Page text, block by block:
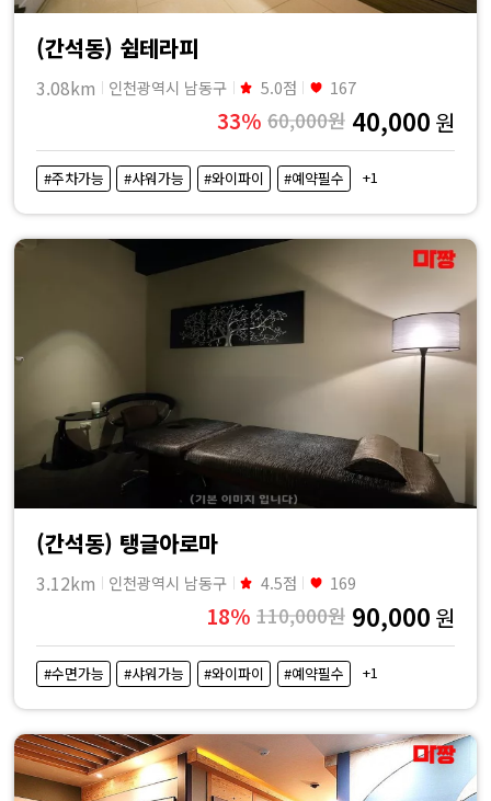
(간석동) 쉼테라피
3.08km 인천광역시 남동구 5.0점 167
33% 60,000원 40,000 원
#주차가능 #샤워가능 #와이파이 #예약필수 +1
(간석동) 탱글아로마
3.12km 인천광역시 남동구 4.5점 169
18% 110,000원 90,000 원
#수면가능 #샤워가능 #와이파이 #예약필수 +1